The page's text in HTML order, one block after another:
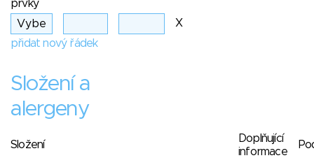
prvky
X
přidat nový řádek
Složení a
alergeny
Složení
Doplňující
informace